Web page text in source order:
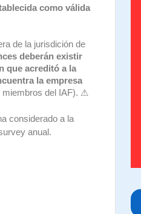
como válida
de la jurisdición de
deberán existir
que acreditó a la
la empresa
miembros del IAF). ⚠
considerado a la
anual.